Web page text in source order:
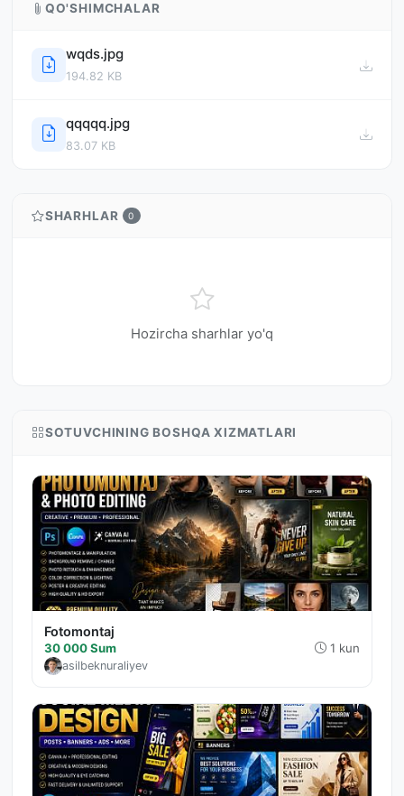
QO'SHIMCHALAR
wqds.jpg
194.82 KB
qqqqq.jpg
83.07 KB
SHARHLAR 0
Hozircha sharhlar yo'q
SOTUVCHINING BOSHQA XIZMATLARI
Fotomontaj
30 000 Sum 1 kun
asilbeknuraliyev